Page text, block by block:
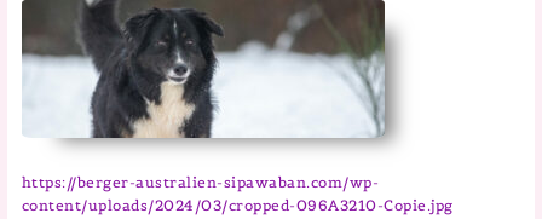
https://berger-australien-sipawaban.com/wp-
content/uploads/2024/03/cropped-096A3210-Copie.jpg